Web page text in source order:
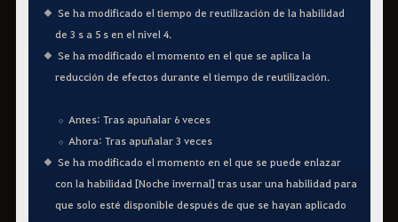
Se ha modificado el tiempo de reutilización de la habilidad
de 3 s a 5 s en el nivel 4.
Se ha modificado el momento en el que se aplica la
reducción de efectos durante el tiempo de reutilización.
Antes: Tras apuñalar 6 veces
Ahora: Tras apuñalar 3 veces
Se ha modificado el momento en el que se puede enlazar
con la habilidad [Noche invernal] tras usar una habilidad para
que solo esté disponible después de que se hayan aplicado